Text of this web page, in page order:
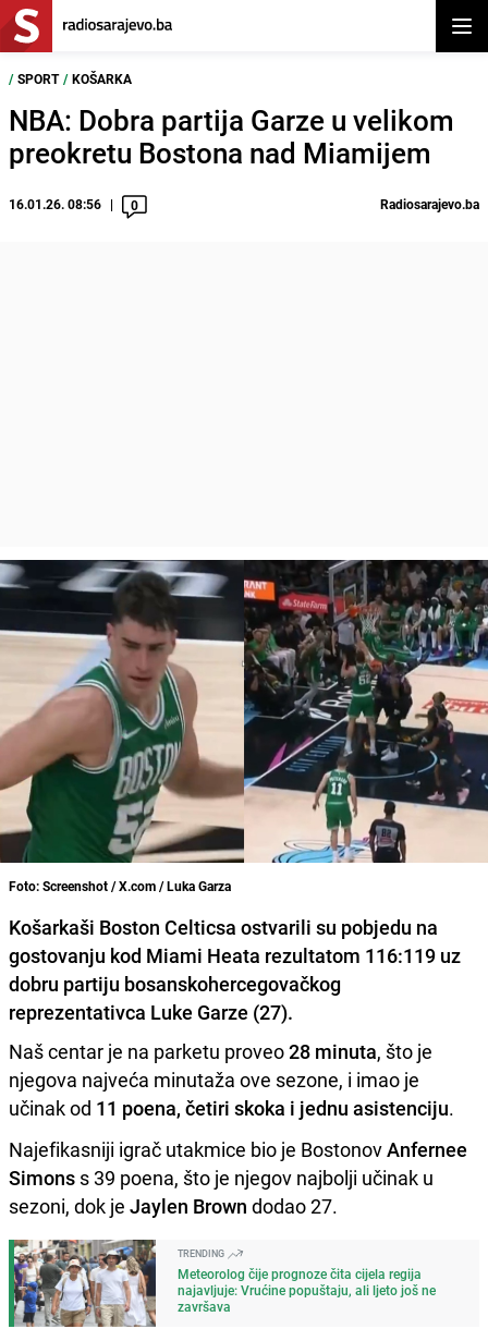
/ SPORT / KOŠARKA
NBA: Dobra partija Garze u velikom
preokretu Bostona nad Miamijem
16.01.26. 08:56 0 Radiosarajevo.ba
Foto: Screenshot / X.com / Luka Garza
Košarkaši Boston Celticsa ostvarili su pobjedu na
gostovanju kod Miami Heata rezultatom 116:119 uz
dobru partiju bosanskohercegovačkog
reprezentativca Luke Garze (27).
Naš centar je na parketu proveo28 minuta, što je
njegova najveća minutaža ove sezone, i imao je
učinak od 11 poena, četiri skoka i jednu asistenciju.
Najefikasniji igrač utakmice bio je BostonovAnfernee
Simons s 39 poena, što je njegov najbolji učinak u
sezoni, dok je Jaylen Brown dodao 27.
TRENDING
Meteorolog čije prognoze čita cijela regija
najavljuje: Vrućine popuštaju, ali ljeto još ne
završava